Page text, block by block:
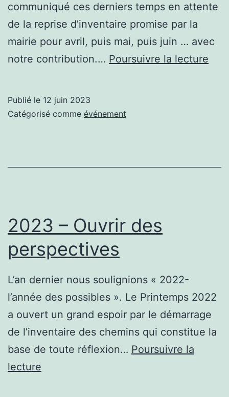
communiqué ces derniers temps en attente
de la reprise d’inventaire promise par la
mairie pour avril, puis mai, puis juin … avec
notre contribution.… Poursuivre la lecture
Publié le 12 juin 2023
Catégorisé comme événement
2023 – Ouvrir des
perspectives
L’an dernier nous soulignions « 2022-
l’année des possibles ». Le Printemps 2022
a ouvert un grand espoir par le démarrage
de l’inventaire des chemins qui constitue la
base de toute réflexion… Poursuivre la
lecture